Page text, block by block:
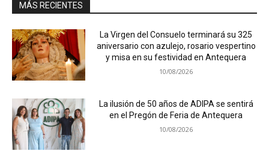
MÁS RECIENTES
La Virgen del Consuelo terminará su 325
aniversario con azulejo, rosario vespertino
y misa en su festividad en Antequera
10/08/2026
La ilusión de 50 años de ADIPA se sentirá
en el Pregón de Feria de Antequera
10/08/2026